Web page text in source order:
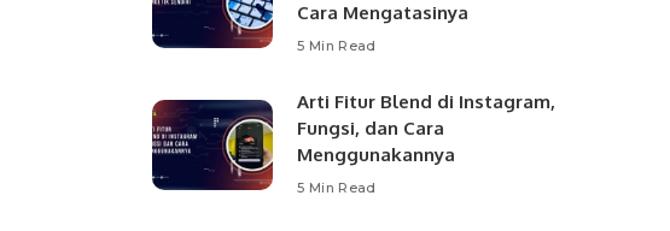
Cara Mengatasinya
5 Min Read
Arti Fitur Blend di Instagram,
Fungsi, dan Cara
Menggunakannya
5 Min Read